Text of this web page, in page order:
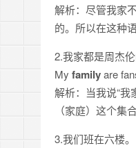
解析：尽管我家
的。所以在这种
2.我家都是周杰伦
My familyare
解析：当我说“我
（家庭）这个
3.我们班在六楼。